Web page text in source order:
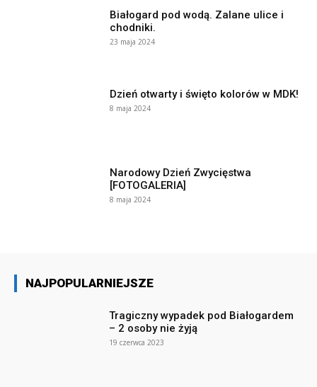
Białogard pod wodą. Zalane ulice i
chodniki.
23 maja 2024
Dzień otwarty i święto kolorów w MDK!
8 maja 2024
Narodowy Dzień Zwycięstwa
[FOTOGALERIA]
8 maja 2024
NAJPOPULARNIEJSZE
Tragiczny wypadek pod Białogardem
– 2 osoby nie żyją
19 czerwca 2023